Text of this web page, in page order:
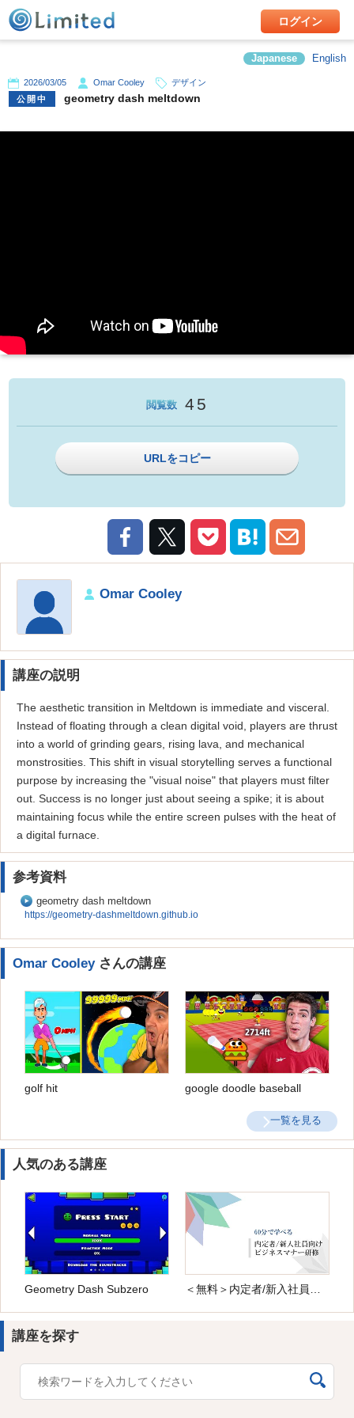
ログイン
Japanese English
2026/03/05 Omar Cooley
デザイン
公開中
geometry dash meltdown
閲覧数 45
URLをコピー
Omar Cooley
講座の説明
The aesthetic transition in Meltdown is immediate and visceral.
Instead of floating through a clean digital void, players are thrust
into a world of grinding gears, rising lava, and mechanical
monstrosities. This shift in visual storytelling serves a functional
purpose by increasing the "visual noise" that players must filter
out. Success is no longer just about seeing a spike; it is about
maintaining focus while the entire screen pulses with the heat of
a digital furnace.
参考資料
geometry dash meltdown
https://geometry-dashmeltdown.github.io
Omar Cooleyさんの講座
golf hit google doodle baseball
一覧を見る
人気のある講座
Geometry Dash Subzero
講座を探す